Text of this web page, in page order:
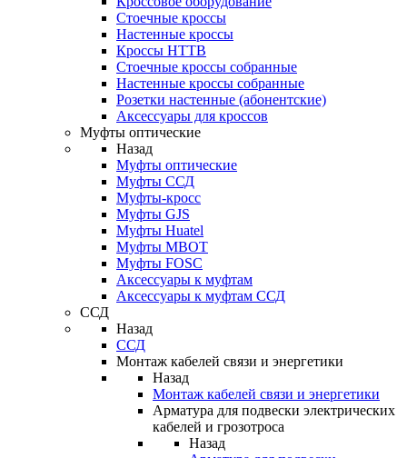
Стоечные кроссы
Настенные кроссы
Кроссы HTTB
Стоечные кроссы собранные
Настенные кроссы собранные
Розетки настенные (абонентские)
Аксессуары для кроссов
Муфты оптические
Назад
Муфты оптические
Муфты ССД
Муфты-кросс
Муфты GJS
Муфты Huatel
Муфты МВОТ
Муфты FOSC
Аксессуары к муфтам
Аксессуары к муфтам ССД
ССД
Назад
ССД
Монтаж кабелей связи и энергетики
Назад
Монтаж кабелей связи и энергетики
Арматура для подвески электрических
кабелей и грозотроса
Назад